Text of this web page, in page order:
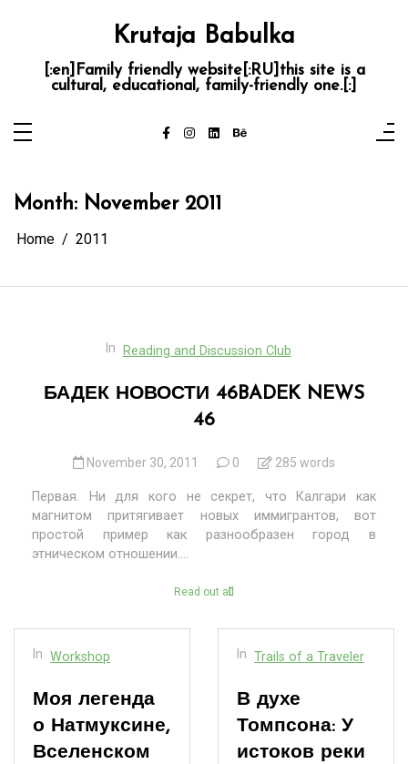
Krutaja Babulka
[:en]Family friendly website[:RU]this site is a
cultural, educational, family-friendly one.[:]
Month: November 2011
Home 2011
In Reading and Discussion Club
БАДЕК НОВОСТИ 46BADEK NEWS
46
November 30, 2011 0 285 words
Первая. Ни для кого не секрет, что Калгари как
магнитом притягивает новых иммигрантов, вот
простой пример как разнообразен город в
этническом отношении....
Read out all
In Workshop
Моя легенда
о Натмуксине,
Вселенском
In Trails of a Traveler
В духе
Томпсона: У
истоков реки